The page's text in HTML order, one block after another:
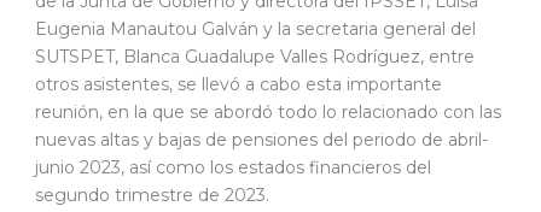
Eugenia Manautou Galván y la secretaria general del
SUTSPET, Blanca Guadalupe Valles Rodríguez, entre
otros asistentes, se llevó a cabo esta importante
reunión, en la que se abordó todo lo relacionado con las
nuevas altas y bajas de pensiones del periodo de abril-
junio 2023, así como los estados financieros del
segundo trimestre de 2023.